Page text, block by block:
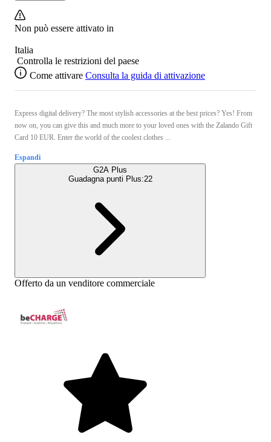
Non può essere attivato in
Italia
Controlla le restrizioni del paese
Come attivare Consulta la guida di attivazione
Express digital delivery? The most stylish accessories at the best prices? Yes! From
now on, you can give this and much more to your loved ones with the Zalando Gift
Card 10 EUR. Enter the world of the coolest clothes ...
Espandi
G2A Plus
Guadagna punti Plus:22
Offerto da un venditore commerciale